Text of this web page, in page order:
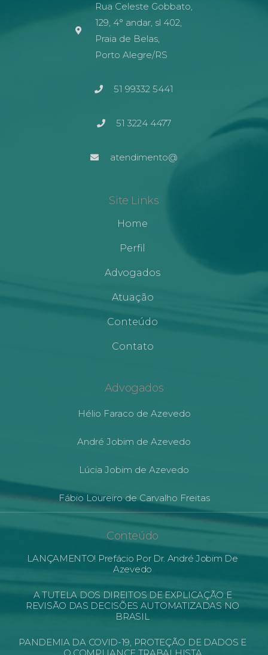
Rua Celeste Gobbato,
129, 4° andar, sl 402,
Praia de Belas,
Porto Alegre/RS
51 99332 5441
51 3224 4477
atendimento@
Site Links
Home
Perfil
Advogados
Atuação
Conteúdo
Contato
Advogados
Hélio Faraco de Azevedo
André Jobim de Azevedo
Lúcia Jobim de Azevedo
Fábio Loureiro de Carvalho Freitas
Conteúdo
LANÇAMENTO! Prefácio Por Dr. André Jobim De
Azevedo
A TUTELA DOS DIREITOS DE EXPLICAÇÃO E
REVISÃO DAS DECISÕES AUTOMATIZADAS NO
BRASIL
PANDEMIA DA COVID-19, PROTEÇÃO DE DADOS E